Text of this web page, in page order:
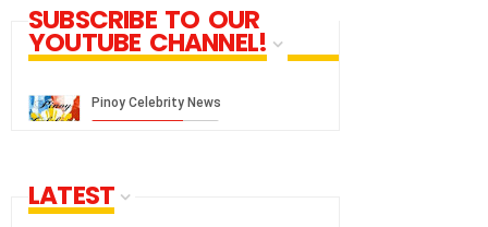
SUBSCRIBE TO OUR
YOUTUBE CHANNEL!
LATEST